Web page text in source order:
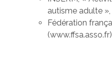
autisme adulte
Fédération
(www.ffsa.asso.fr)